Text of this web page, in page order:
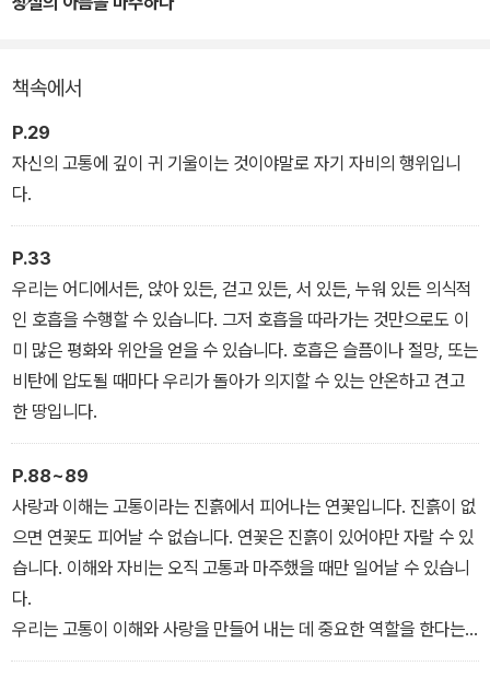
책속에서
P.29
자신의 고통에 깊이 귀 기울이는 것이야말로 자기 자비의 행위입니
다.
P.33
우리는 어디에서든, 앉아 있든, 걷고 있든, 서 있든, 누워 있든 의식적
인 호흡을 수행할 수 있습니다. 그저 호흡을 따라가는 것만으로도 이
미 많은 평화와 위안을 얻을 수 있습니다. 호흡은 슬픔이나 절망, 또는
비탄에 압도될 때마다 우리가 돌아가 의지할 수 있는 안온하고 견고
한 땅입니다.
P.88~89
사랑과 이해는 고통이라는 진흙에서 피어나는 연꽃입니다. 진흙이 없
으면 연꽃도 피어날 수 없습니다. 연꽃은 진흙이 있어야만 자랄 수 있
습니다. 이해와 자비는 오직 고통과 마주했을 때만 일어날 수 있습니
다.
우리는 고통이 이해와 사랑을 만들어 내는 데 중요한 역할을 한다는
것을 알고 있습니다. 그렇기 때문에 고통으로부터 도망치지 않습니